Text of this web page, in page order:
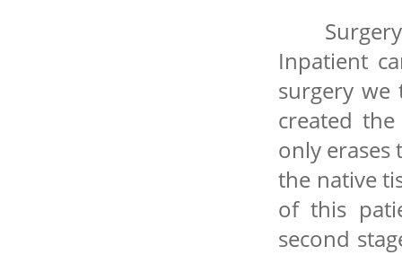
Surgery
Inpatient
surgery we
created
only erases
the native
of this
second